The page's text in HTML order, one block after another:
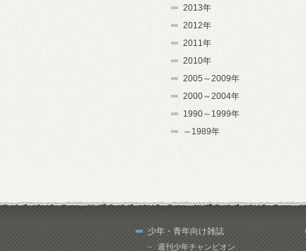
2013年
2012年
2011年
2010年
2005～2009年
2000～2004年
1990～1999年
～1989年
少年・青年向け雑誌
週刊少年チャンピオン